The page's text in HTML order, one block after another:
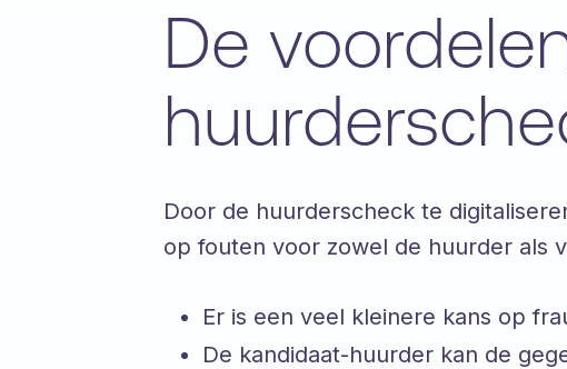
De
Door de huurderscheck te
op fouten voor zowel de huurder als
Er is een veel kleinere kans op
De kandidaat-huurder kan de